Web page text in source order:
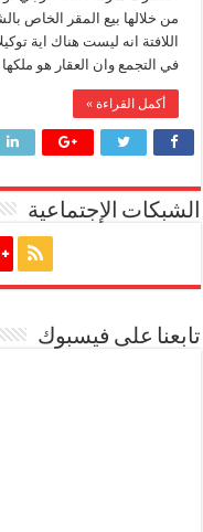
وزير البترول يتابع انتاج حقل
النيل للبترول» تحصد شهادة «ISO 39001» لنظام إدارة السلامة المرورية بجهود ذاتية
إنجاز بحري جديد … PMS تنهي أعمال إنزال الخطوط البحرية الثلاث بمشروع المرحلة الرابعة لتنمية حقل غاز كاموس البحري التابع لشركة شمال سيناء للبترول
اللافتة انه ليست هناك اية
في التجمع وان العقار هو
أكمل القراءة »
الشبكات الإجتماعية
تابعنا على فيسبوك